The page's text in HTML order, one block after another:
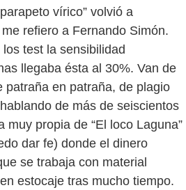
vírico” volvió a
refiero a Fernando Simón.
test la sensibilidad
llegaba ésta al 30%. Van de
patraña en patraña, de plagio
de más de seiscientos
muy propia de “El loco Laguna”
dar fe) donde el dinero
se trabaja con material
estocaje tras mucho tiempo.